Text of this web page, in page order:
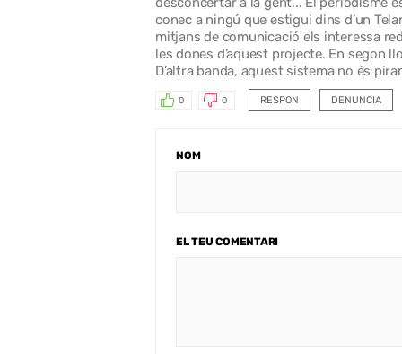
conec a ningú que estigui dins d’un
mitjans de comunicació els interessa
les dones d’aquest projecte. En segon
D’altra banda, aquest sistema no és
RESPON
0 0 DENUNCIA
NOM
EL TEU COMENTARI